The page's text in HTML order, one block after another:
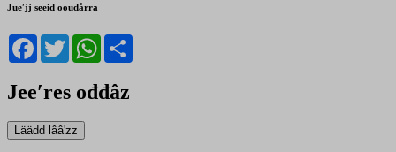
Jueʹjj seeid ooudårra
Facebook
TwitterWhatsApp
Jeeʹres ođđâz